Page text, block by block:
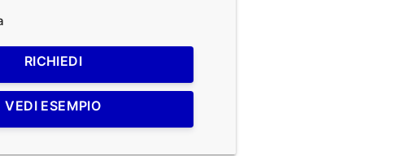
RICHIEDI
VEDI ESEMPIO